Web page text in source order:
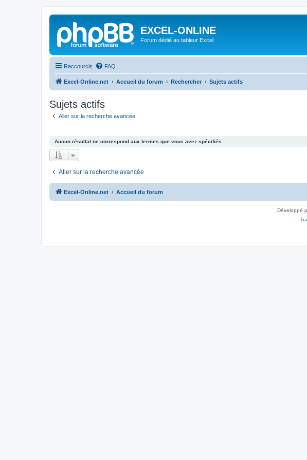
EXCEL-ONLINE
Forum dédié au tableur Excel
Raccourcis FAQ
Excel-Online.net Accueil du forum Rechercher Sujets actifs
Sujets actifs
Aller sur la recherche avancée
Aucun résultat ne correspond aux termes que vous avez spécifiés.
Aller sur la recherche avancée
Excel-Online.net Accueil du forum
Développé